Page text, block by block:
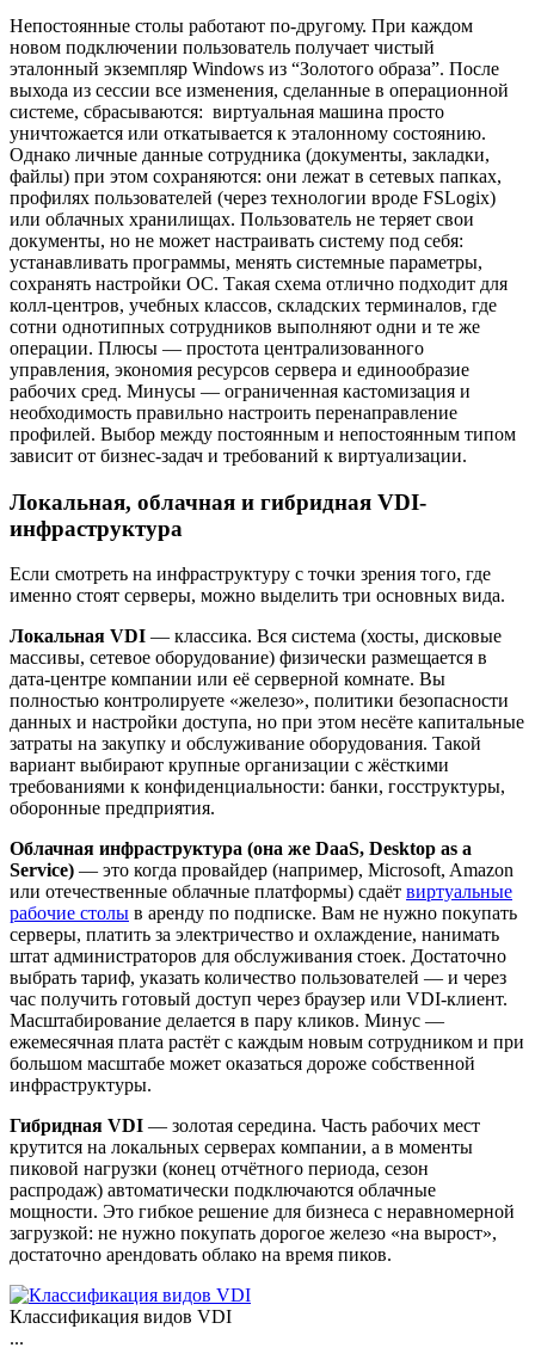
Непостоянные столы работают по-другому. При каждом
новом подключении пользователь получает чистый
эталонный экземпляр Windows из “Золотого образа”. После
выхода из сессии все изменения, сделанные в операционной
системе, сбрасываются: виртуальная машина просто
уничтожается или откатывается к эталонному состоянию.
Однако личные данные сотрудника (документы, закладки,
файлы) при этом сохраняются: они лежат в сетевых папках,
профилях пользователей (через технологии вроде FSLogix)
или облачных хранилищах. Пользователь не теряет свои
документы, но не может настраивать систему под себя:
устанавливать программы, менять системные параметры,
сохранять настройки ОС. Такая схема отлично подходит для
колл-центров, учебных классов, складских терминалов, где
сотни однотипных сотрудников выполняют одни и те же
операции. Плюсы — простота централизованного
управления, экономия ресурсов сервера и единообразие
рабочих сред. Минусы — ограниченная кастомизация и
необходимость правильно настроить перенаправление
профилей. Выбор между постоянным и непостоянным типом
зависит от бизнес-задач и требований к виртуализации.
Локальная, облачная и гибридная VDI-
инфраструктура
Если смотреть на инфраструктуру с точки зрения того, где
именно стоят серверы, можно выделить три основных вида.
Локальная VDI — классика. Вся система (хосты, дисковые
массивы, сетевое оборудование) физически размещается в
дата-центре компании или её серверной комнате. Вы
полностью контролируете «железо», политики безопасности
данных и настройки доступа, но при этом несёте капитальные
затраты на закупку и обслуживание оборудования. Такой
вариант выбирают крупные организации с жёсткими
требованиями к конфиденциальности: банки, госструктуры,
оборонные предприятия.
Облачная инфраструктура (она же DaaS, Desktop as a
Service) — это когда провайдер (например, Microsoft, Amazon
или отечественные облачные платформы) сдаёт виртуальные
рабочие столы в аренду по подписке. Вам не нужно покупать
серверы, платить за электричество и охлаждение, нанимать
штат администраторов для обслуживания стоек. Достаточно
выбрать тариф, указать количество пользователей — и через
час получить готовый доступ через браузер или VDI-клиент.
Масштабирование делается в пару кликов. Минус —
ежемесячная плата растёт с каждым новым сотрудником и при
большом масштабе может оказаться дороже собственной
инфраструктуры.
Гибридная VDI — золотая середина. Часть рабочих мест
крутится на локальных серверах компании, а в моменты
пиковой нагрузки (конец отчётного периода, сезон
распродаж) автоматически подключаются облачные
мощности. Это гибкое решение для бизнеса с неравномерной
загрузкой: не нужно покупать дорогое железо «на вырост»,
достаточно арендовать облако на время пиков.
Классификация видов VDI
...